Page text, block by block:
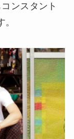
ンスタント